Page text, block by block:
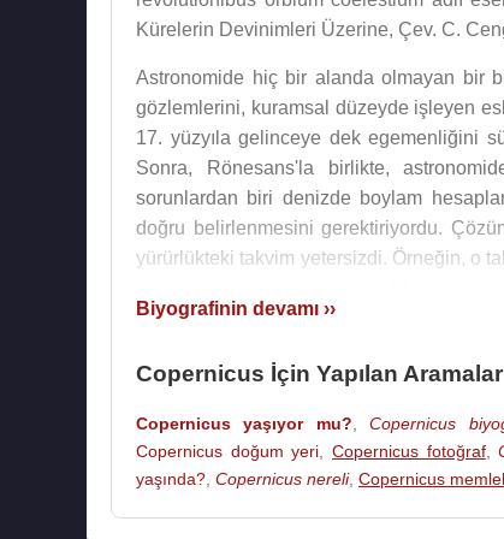
Kürelerin Devinimleri Üzerine, Çev. C.
Astronomide hiç bir alanda olmayan bir
gözlemlerini, kuramsal düzeyde işleyen
17. yüzyıla gelinceye dek egemenliğini
Sonra, Rönesans'la birlikte,
sorunlardan biri denizde boylam
doğru belirlenmesini gerektiriyordu.
yürürlükteki takvim yetersizdi. Örneğin, o
önceleyen eleştiricilerin, özellikle hocası
sert eleştiriler yöneltmekteydi.
Batlamyus teorisine göre, gökyüzü
Biyografinin devamı ››
Copernicus İçin Yapılan Aramalar
Copernicus yaşıyor mu? ,Copernicus
Copernicus doğum yeri ,Copernicus fotoğraf,
yaşında? Copernicus nereli, Copernicus